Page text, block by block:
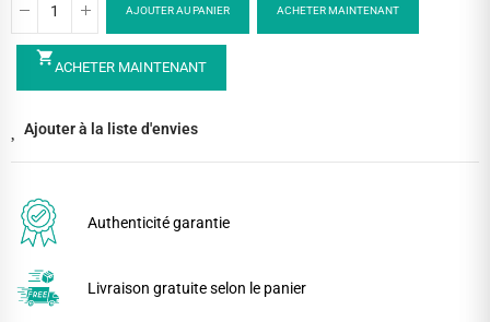
AJOUTER AU PANIER ACHETER MAINTENANT
shopping_cartACHETER MAINTENANT
Ajouter à la liste d'envies
Authenticité garantie
Livraison gratuite selon le panier